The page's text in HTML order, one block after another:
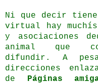
Ni que decir tiene
virtual hay
y asociaciones
animal que
difundir. A
direcciones
de
Páginas